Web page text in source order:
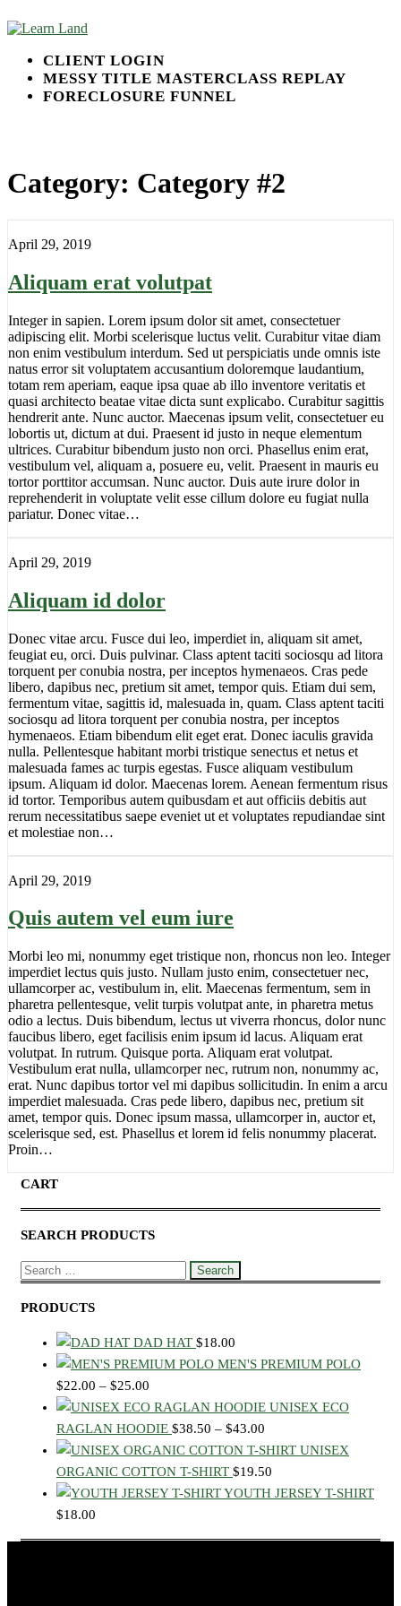
to
contentCLIENT LOGIN
MESSY TITLE MASTERCLASS REPLAY
FORECLOSURE FUNNEL
Category: Category #2
April 29, 2019
Aliquam erat volutpat
Integer in sapien. Lorem ipsum dolor sit amet, consectetuer
adipiscing elit. Morbi scelerisque luctus velit. Curabitur vitae diam
non enim vestibulum interdum. Sed ut perspiciatis unde omnis iste
natus error sit voluptatem accusantium doloremque laudantium,
totam rem aperiam, eaque ipsa quae ab illo inventore veritatis et
quasi architecto beatae vitae dicta sunt explicabo. Curabitur sagittis
hendrerit ante. Nunc auctor. Maecenas ipsum velit, consectetuer eu
lobortis ut, dictum at dui. Praesent id justo in neque elementum
ultrices. Curabitur bibendum justo non orci. Phasellus enim erat,
vestibulum vel, aliquam a, posuere eu, velit. Praesent in mauris eu
tortor porttitor accumsan. Nunc auctor. Duis aute irure dolor in
reprehenderit in voluptate velit esse cillum dolore eu fugiat nulla
pariatur. Donec vitae…
April 29, 2019
Aliquam id dolor
Donec vitae arcu. Fusce dui leo, imperdiet in, aliquam sit amet,
feugiat eu, orci. Duis pulvinar. Class aptent taciti sociosqu ad litora
torquent per conubia nostra, per inceptos hymenaeos. Cras pede
libero, dapibus nec, pretium sit amet, tempor quis. Etiam dui sem,
fermentum vitae, sagittis id, malesuada in, quam. Class aptent taciti
sociosqu ad litora torquent per conubia nostra, per inceptos
hymenaeos. Etiam bibendum elit eget erat. Donec iaculis gravida
nulla. Pellentesque habitant morbi tristique senectus et netus et
malesuada fames ac turpis egestas. Fusce aliquam vestibulum
ipsum. Aliquam id dolor. Maecenas lorem. Aenean fermentum risus
id tortor. Temporibus autem quibusdam et aut officiis debitis aut
rerum necessitatibus saepe eveniet ut et voluptates repudiandae sint
et molestiae non…
April 29, 2019
Quis autem vel eum iure
Morbi leo mi, nonummy eget tristique non, rhoncus non leo. Integer
imperdiet lectus quis justo. Nullam justo enim, consectetuer nec,
ullamcorper ac, vestibulum in, elit. Maecenas fermentum, sem in
pharetra pellentesque, velit turpis volutpat ante, in pharetra metus
odio a lectus. Duis bibendum, lectus ut viverra rhoncus, dolor nunc
faucibus libero, eget facilisis enim ipsum id lacus. Aliquam erat
volutpat. In rutrum. Quisque porta. Aliquam erat volutpat.
Vestibulum erat nulla, ullamcorper nec, rutrum non, nonummy ac,
erat. Nunc dapibus tortor vel mi dapibus sollicitudin. In enim a arcu
imperdiet malesuada. Cras pede libero, dapibus nec, pretium sit
amet, tempor quis. Donec ipsum massa, ullamcorper in, auctor et,
scelerisque sed, est. Phasellus et lorem id felis nonummy placerat.
Proin…
CART
SEARCH PRODUCTS
SEARCH
PRODUCTS
DAD HAT $18.00
MEN'S PREMIUM POLO
$22.00 – $25.00
RANGE:
$22.00
THROUGH
$25.00
UNISEX ECO
RAGLAN HOODIE $38.50 – $43.00
RANGE:
$38.50
THROUGH
UNISEX
ORGANIC COTTON T-SHIRT $19.50
YOUTH JERSEY T-SHIRT
$18.00